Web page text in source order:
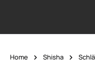
Home Shisha